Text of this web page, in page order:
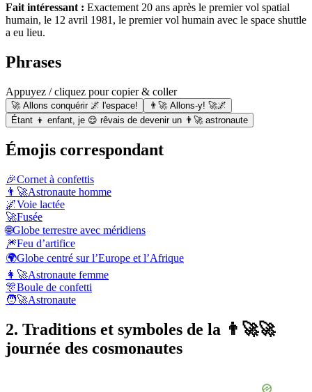
Fait intéressant : Exactement 20 ans après le premier vol spatial
humain, le 12 avril 1981, le premier vol humain avec le space shuttle
a eu lieu.
Phrases
Appuyez / cliquez pour copier & coller
🚀 Allons conquérir 🌌 l'espace!
👨‍🚀 Allons-y! 🚀🌌
Étant 👦 enfant, je 😌 rêvais de devenir un 👨‍🚀 astronaute
Émojis correspondant
🎉Cornet à confettis
👨‍🚀Astronaute homme
🌌Voie lactée
🚀Fusée
🌐Globe terrestre avec méridiens
🎆Feu d’artifice
🌍Globe centré sur l’Europe et l’Afrique
👩‍🚀Astronaute femme
🎊Boule de confetti
🧑‍🚀Astronaute
2. Traditions et symboles de la 👨‍🚀🚀
journée des cosmonautes